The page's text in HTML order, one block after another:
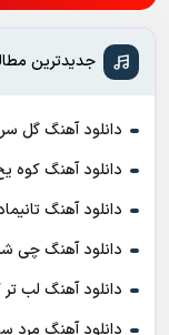
جدیدترین
دانلود آهنگ گل
دانلود آهنگ
دانلود آهنگ
دانلود آهنگ چی
دانلود آهنگ لب
دانلود آهنگ مرد